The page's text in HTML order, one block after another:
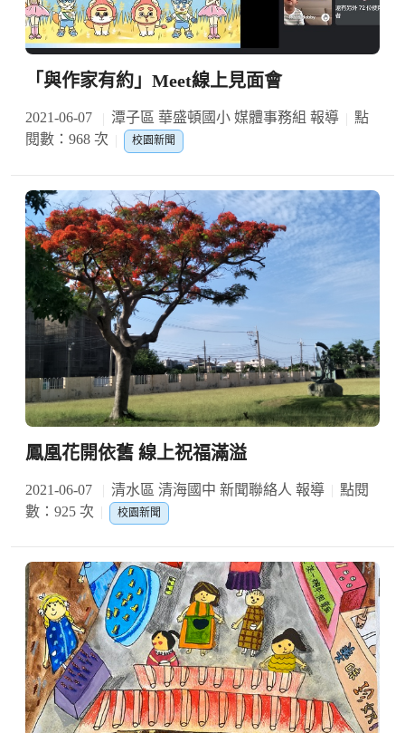
「與作家有約」Meet線上見面會
2021-06-07 潭子區 華盛頓國小 媒體事務組 報導
點
閱數：968 次
校園新聞
鳳凰花開依舊 線上祝福滿溢
2021-06-07 清水區 清海國中 新聞聯絡人 報導
點閱
數：925 次
校園新聞